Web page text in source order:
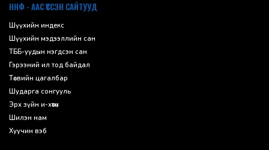
ННФ - ААС ҮҮССЭН САЙТУУД
Шүүхийн индекс
Шүүхийн мэдээллийн сан
ТББ-уудын нэгдсэн сан
Гэрээний ил тод байдал
Төсвийн цагалбар
Шударга сонгууль
Эрх зүйн и-хөтөч
Шилэн нам
Хуучин вэб